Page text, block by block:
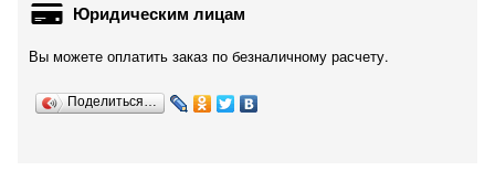
Юридическим лицам
Вы можете оплатить заказ по безналичному расчету.
Поделиться…